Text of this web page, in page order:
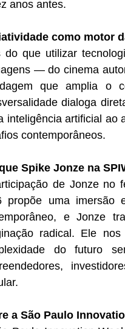
anos antes.
como motor
do que utilizar
— do cinema
que amplia o
dialoga
inteligência artificial ao
contemporâneos.
Spike Jonze na
de Jonze no
propõe uma imersão
e Jonze
radical. Ele
do futuro
a São Paulo